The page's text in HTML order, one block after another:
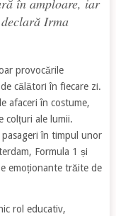
în amploare, iar
Irma
provocările
călători în fiecare zi.
afaceri în costume,
colțuri ale lumii.
în timpul unor
Formula 1 și
emoționante trăite de
rol educativ,